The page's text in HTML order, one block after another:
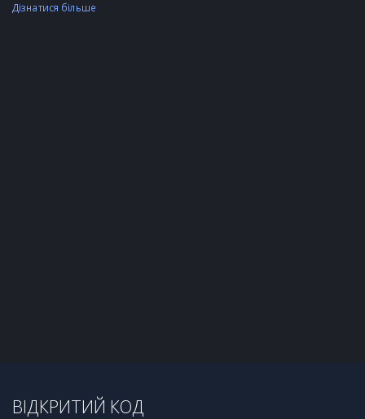
Дізнатися більше
ВІДКРИТИЙ КОД